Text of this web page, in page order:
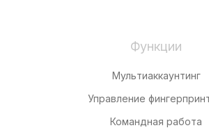
Функции
Мультиаккаунтинг
Управление
Командная работа